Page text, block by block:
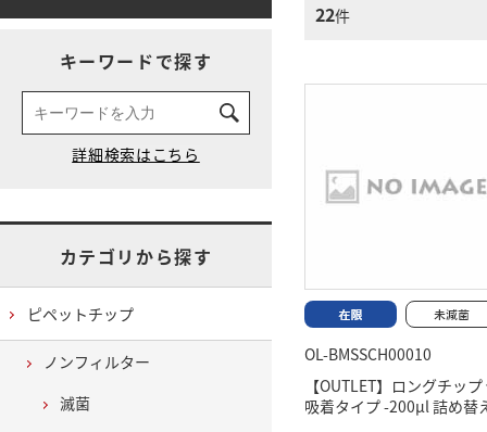
22件
OL-BMSSCH00010
【OUTLET】ロングチップ
吸着タイプ -200μl 詰め替
キーワードで探す
カテゴリから探す
ピペットチップ
ノンフィルター
滅菌